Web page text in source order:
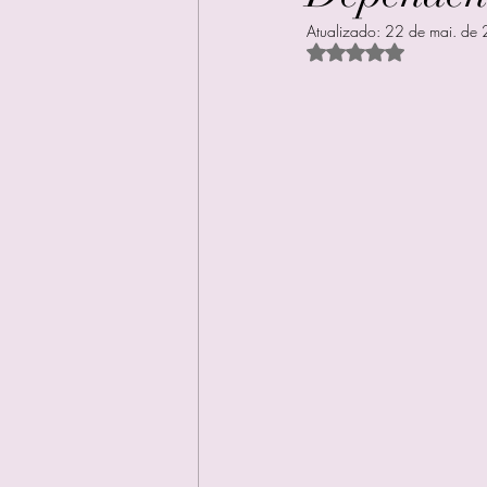
Atualizado: 22 de mai. de
Avaliado com NaN